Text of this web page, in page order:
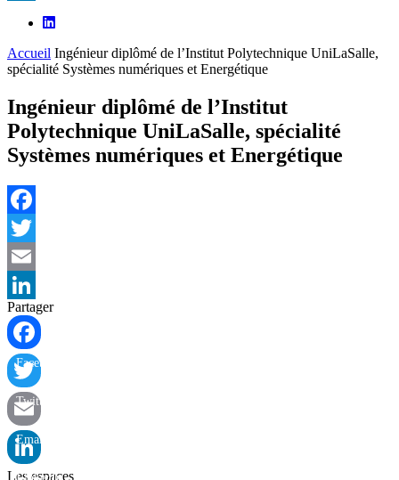
LinkedIn
Accueil Ingénieur diplômé de l’Institut Polytechnique UniLaSalle,
spécialité Systèmes numériques et Energétique
Ingénieur diplômé de l’Institut
Polytechnique UniLaSalle, spécialité
Systèmes numériques et Energétique
Facebook
Twitter
Email
LinkedIn
Partager
Facebook
Twitter
Email
Les espaces